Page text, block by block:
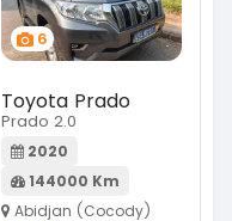
6
Toyota Prado
Prado 2.0
2020
144000 Km
Abidjan (Cocody)